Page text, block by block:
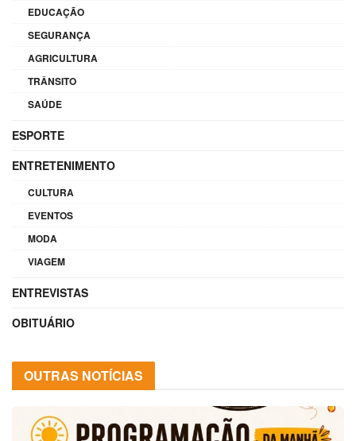
EDUCAÇÃO
SEGURANÇA
AGRICULTURA
TRÂNSITO
SAÚDE
ESPORTE
ENTRETENIMENTO
CULTURA
EVENTOS
MODA
VIAGEM
ENTREVISTAS
OBITUÁRIO
OUTRAS NOTÍCIAS